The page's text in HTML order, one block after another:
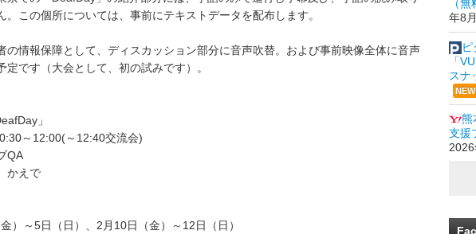
。この個所については、事前にテキストデータを配布します。
の情報保障として、ディスカッション部分に音声吹替。および事前映像全体に音声
定です（大会として、初の試みです）。
」
～12:00(～12:40交流会)
QA
かえで
）～5日（日）、2月10日（金）～12日（日）
（
年8
「
スナ
NEW
熊
支援